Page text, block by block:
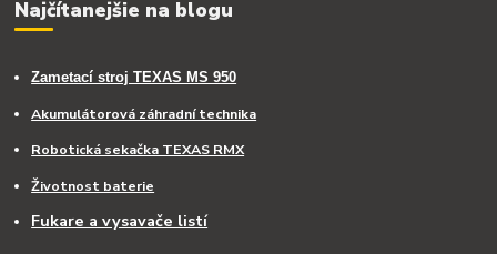
Najčítanejšie na blogu
Zametací stroj TEXAS MS 950
Akumulátorová záhradní technika
Robotická sekačka TEXAS RMX
Životnost baterie
Fukare a vysavače listí